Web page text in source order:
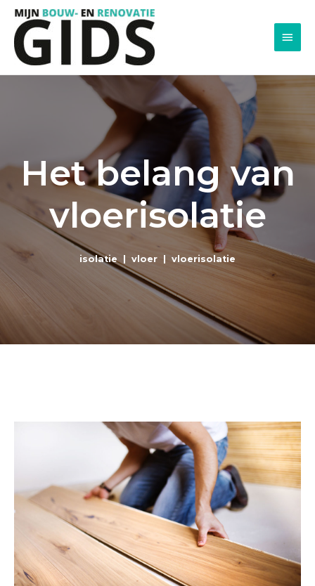
Het belang van
vloerisolatie
isolatie | vloer | vloerisolatie